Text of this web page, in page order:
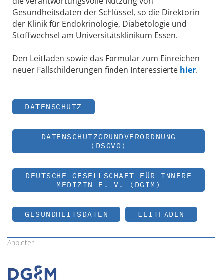
Gesundheitsdaten der Schlüssel, so die Direktorin
der Klinik für Endokrinologie, Diabetologie und
Stoffwechsel am Universitätsklinikum Essen.
Den Leitfaden sowie das Formular zum Einreichen
neuer Fallschilderungen finden Interessierte hier.
DATENSCHUTZ
DATENSCHUTZGRUNDVERORDNUNG
(DSGVO)
DEUTSCHE GESELLSCHAFT FÜR INNERE
MEDIZIN E. V. (DGIM)
GESUNDHEITSDATEN LEITFADEN
Anbieter